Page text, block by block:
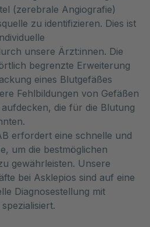
(zerebrale Angiografie)
zu identifizieren. Dies ist
unsere Ärzt:innen. Die
begrenzte Erweiterung
eines Blutgefäßes
Fehlbildungen von Gefäßen
die für die Blutung
erfordert eine schnelle und
um die bestmöglichen
gewährleisten. Unsere
bei Asklepios sind auf eine
Diagnosestellung mit